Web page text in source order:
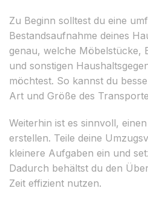
Zu Beginn solltest du eine
Bestandsaufnahme deines
genau, welche Möbelstücke,
und sonstigen
möchtest. So kannst du
Art und Größe des
Weiterhin ist es sinnvoll,
erstellen. Teile deine
kleinere Aufgaben ein und
Dadurch behältst du den
Zeit effizient nutzen.